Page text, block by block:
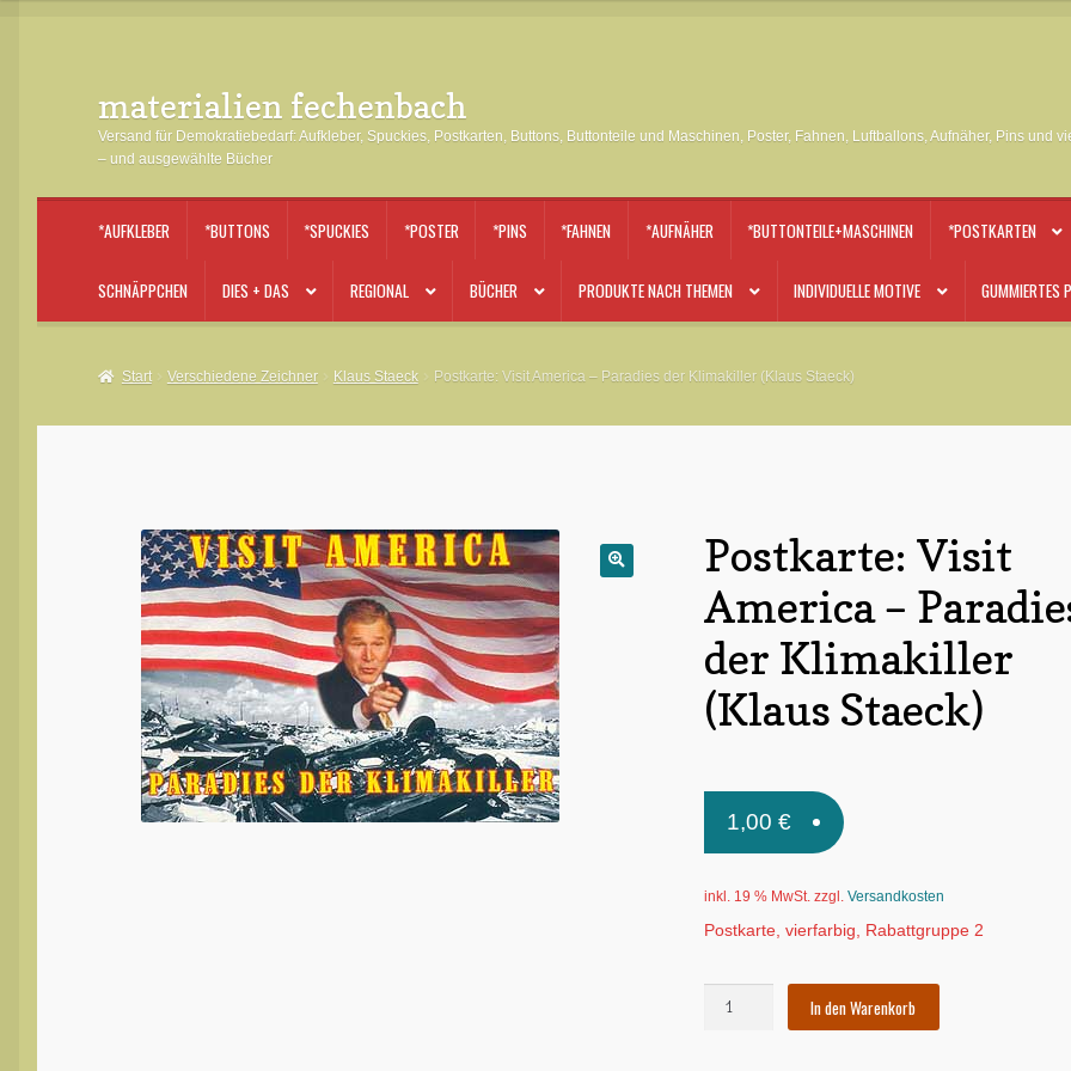
Navigation
springen
Inhalt
springen
materialien fechenbach
Versand für Demokratiebedarf: Aufkleber, Spuckies, Postkarten, Buttons, Buttonteile und Maschinen, Poster, Fahnen, Luftballons, Aufnäher, Pins und
– und ausgewählte Bücher
*AUFKLEBER *BUTTONS *SPUCKIES *POSTER *PINS *FAHNEN *AUFNÄHER *BUTTONTEILE+MASCHINEN *POSTKARTEN
SCHNÄPPCHEN DIES + DAS REGIONAL BÜCHER PRODUKTE NACH THEMEN INDIVIDUELLE MOTIVE GUMMIERTES
Start Verschiedene Zeichner Klaus Staeck Postkarte: Visit America – Paradies der Klimakiller (Klaus Staeck)
Postkarte: Visit
America –
der Klimakiller
(Klaus Staeck)
1,00€
inkl. 19 % MwSt. zzgl. Versandkosten
Postkarte, vierfarbig, Rabattgruppe 2
In den Warenkorb